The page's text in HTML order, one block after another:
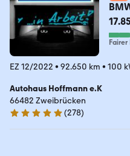
Fairer
EZ 12/2022 • 92.650 km • 100
Autohaus Hoffmann e.K
66482 Zweibrücken
5 Sterne
(278)